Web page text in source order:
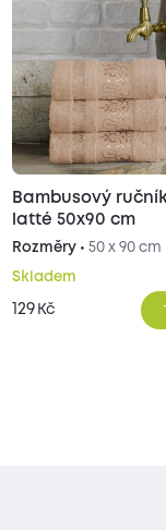
Bambusový ručník CATANIA -
latté 50x90 cm
Rozměry •50 x 90 cm
Skladem
129 Kč